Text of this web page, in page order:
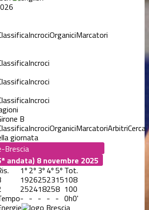
IncrociOrganiciMarcatori
Incroci
Incroci
Incroci
B
IncrociOrganiciMarcatoriArbitriCerca
giornata
andata) 8 novembre 2025
1º 2º 3º 4º5º Tot.
1926252315108
252418258 100
- - - - - 0h0'